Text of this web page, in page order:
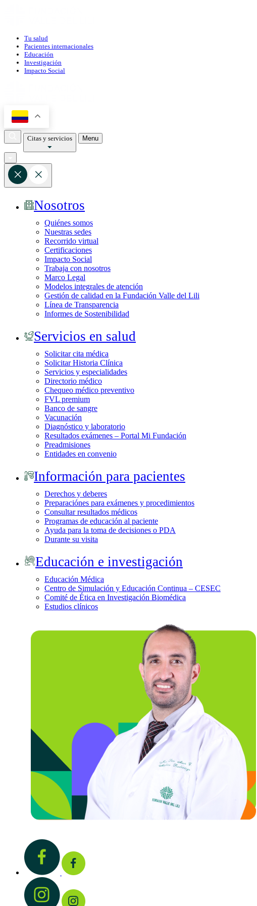
Tu salud
Pacientes internacionales
Educación
Investigación
Impacto Social
Citas y servicios Menu
Nosotros
Quiénes somos
Nuestras sedes
Recorrido virtual
Certificaciones
Impacto Social
Trabaja con nosotros
Marco Legal
Modelos integrales de atención
Gestión de calidad en la Fundación Valle del Lili
Línea de Transparencia
Informes de Sostenibilidad
Servicios en salud
Solicitar cita médica
Solicitar Historia Clínica
Servicios y especialidades
Directorio médico
Chequeo médico preventivo
FVL premium
Banco de sangre
Vacunación
Diagnóstico y laboratorio
Resultados exámenes – Portal Mi Fundación
Preadmisiones
Entidades en convenio
Información para pacientes
Derechos y deberes
Preparaciónes para exámenes y procedimientos
Consultar resultados médicos
Programas de educación al paciente
Ayuda para la toma de decisiones o PDA
Durante su visita
Educación e investigación
Educación Médica
Centro de Simulación y Educación Continua – CESEC
Comité de Ética en Investigación Biomédica
Estudios clínicos